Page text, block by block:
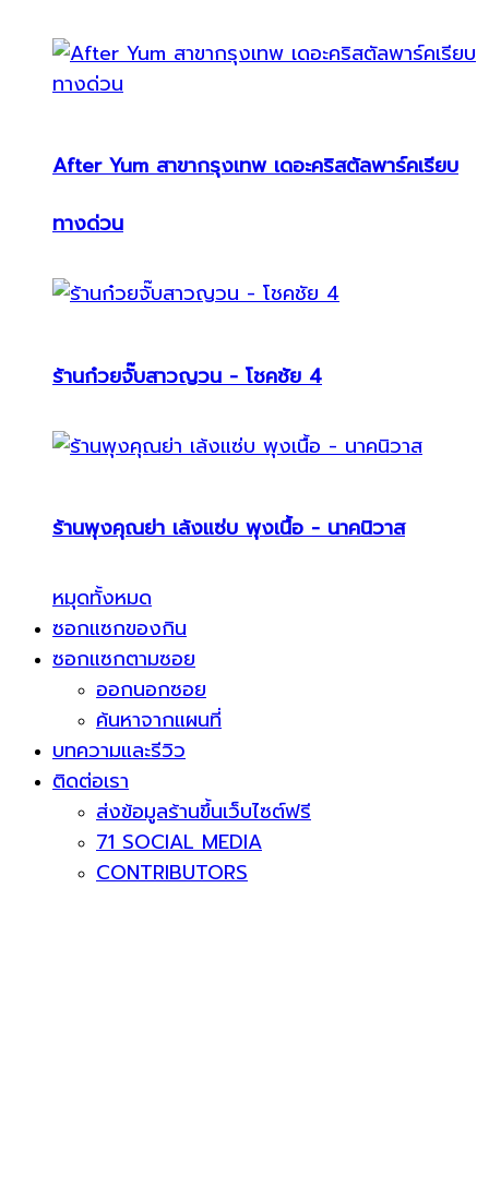
After Yum สาขากรุงเทพ เดอะคริสตัลพาร์คเรียบ
ทางด่วน
ร้านก๋วยจั๊บสาวญวน - โชคชัย 4
ร้านพุงคุณย่า เล้งแซ่บ พุงเนื้อ - นาคนิวาส
หมุดทั้งหมด
ซอกแซกของกิน
ซอกแซกตามซอย
ออกนอกซอย
ค้นหาจากแผนที่
บทความและรีวิว
ติดต่อเรา
ส่งข้อมูลร้านขึ้นเว็บไซต์ฟรี
71 SOCIAL MEDIA
CONTRIBUTORS